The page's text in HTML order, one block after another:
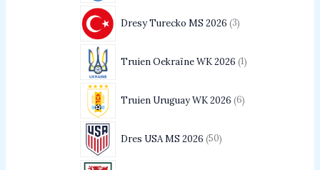
Dresy Turecko MS 2026 3
Truien Oekraïne WK 2026 1
Truien Uruguay WK 2026 6
Dres USA MS 2026 50